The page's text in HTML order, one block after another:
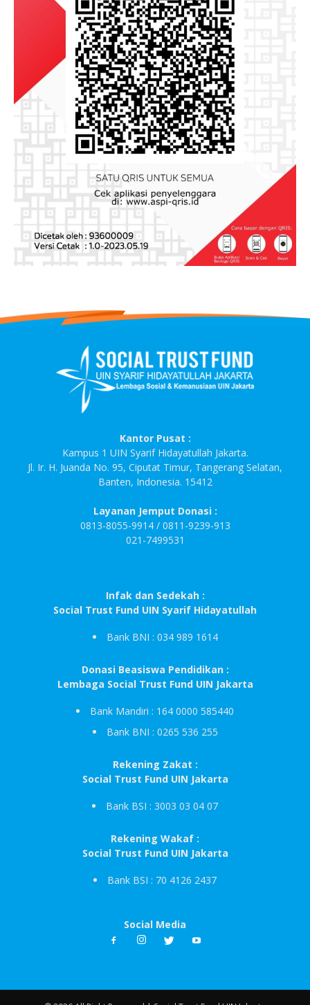
Kantor Pusat :
Kampus 1 UIN Syarif Hidayatullah Jakarta.
Jl. Ir. H. Juanda No. 95, Ciputat Timur, Tangerang Selatan,
Banten, Indonesia. 15412
Layanan Jemput Donasi :
0813-8055-9914 / 0811-9239-913
021-7499531
Infak dan Sedekah :
Social Trust Fund UIN Syarif Hidayatullah
Bank BNI : 034 989 1614
Donasi Beasiswa Pendidikan :
Lembaga Social Trust Fund UIN Jakarta
Bank Mandiri : 164 0000 585440
Bank BNI : 0265 536 255
Rekening Zakat :
Social Trust Fund UIN Jakarta
Bank BSI : 3003 03 04 07
Rekening Wakaf :
Social Trust Fund UIN Jakarta
Bank BSI : 70 4126 2437
Social Media